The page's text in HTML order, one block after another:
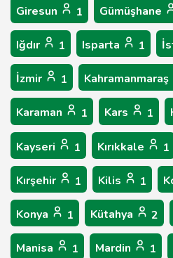
Giresun 1 Gümüşhane
Iğdır 1 Isparta 1
İzmir 1 Kahramanmaraş
Karaman 1 Kars 1
Kayseri 1 Kırıkkale 1
Kırşehir 1 Kilis 1
Konya 1 Kütahya 2
Manisa 1 Mardin 1